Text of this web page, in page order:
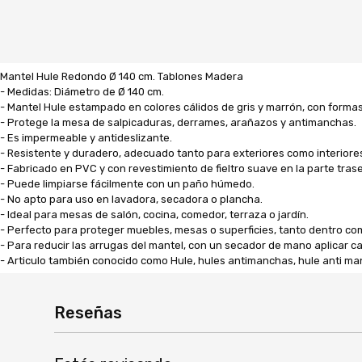
Mantel Hule Redondo Ø 140 cm. Tablones Madera
- Medidas: Diámetro de Ø 140 cm.
- Mantel Hule estampado en colores cálidos de gris y marrón, con
- Protege la mesa de salpicaduras, derrames, arañazos y antimanchas.
- Es impermeable y antideslizante.
- Resistente y duradero, adecuado tanto para exteriores como
- Fabricado en PVC y con revestimiento de fieltro suave en la parte
- Puede limpiarse fácilmente con un paño húmedo.
- No apto para uso en lavadora, secadora o plancha.
- Ideal para mesas de salón, cocina, comedor, terraza o jardín.
- Perfecto para proteger muebles, mesas o superficies, tanto dentro
- Para reducir las arrugas del mantel, con un secador de mano aplicar
- Articulo también conocido como Hule, hules antimanchas, hule anti
Reseñas